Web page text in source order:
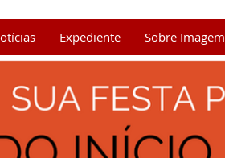
Expediente Sobre Imagem